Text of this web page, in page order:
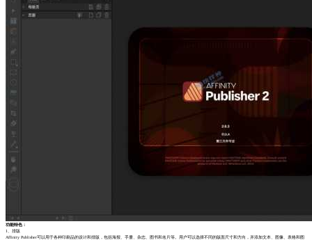
功能特色：
1、排版
Affinity Publisher可以用于各种印刷品的设计和排版，包括海报、手册、杂志、图书和名片等。用户可以选择不同的版面尺寸和方向，并添加文本、图像、表格和图